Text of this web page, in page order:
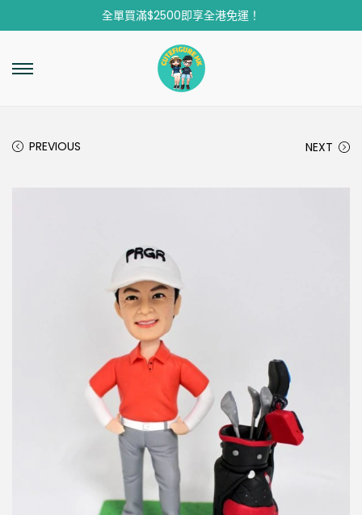
全單買滿$2500即享全港免運！
PREVIOUS NEXT